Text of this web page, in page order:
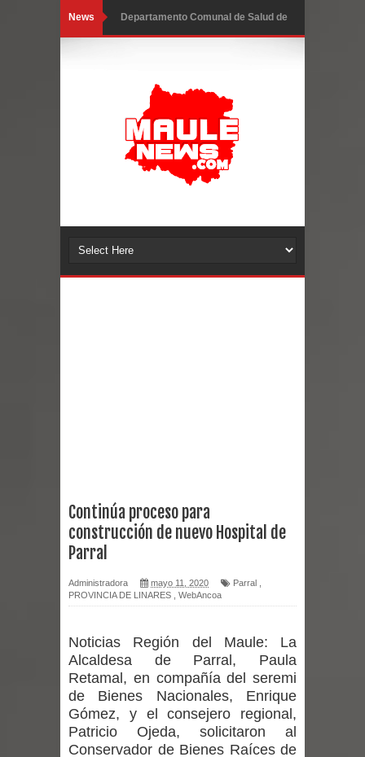
News Departamento Comunal de Salud de
vacunación contra la Influenza y otros
virus respiratorios
Empedrado desarrolló con éxito el
desafío guerreros 2026
regresa de Brasil tras impulsar un
Linares: “No dará la cara”
mantiene despliegue para apoyar a
emergencia.
Del anime al K-pop: especialistas U.
de Chile analizan el creciente interés
Continúa proceso para
construcción de nuevo Hospital de
Parral
Administradora mayo 11, 2020 Parral
PROVINCIA DE LINARES
WebAncoa
Noticias Región del Maule: La
Alcaldesa de Parral, Paula
Retamal, en compañía del seremi
de Bienes Nacionales, Enrique
Gómez, y el consejero regional,
Patricio Ojeda, solicitaron al
Conservador de Bienes Raíces de